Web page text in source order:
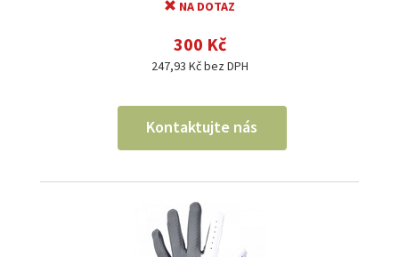
NA DOTAZ
300 Kč
247,93 Kč bez DPH
Kontaktujte nás